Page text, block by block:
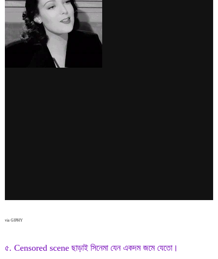
via GIPHY
৫. Censored scene ছাড়াই সিনেমা যেন একদম জমে যেতো।